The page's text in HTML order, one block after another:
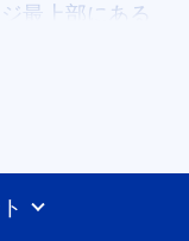
最上部にある
プに合った製
アに役立つ情